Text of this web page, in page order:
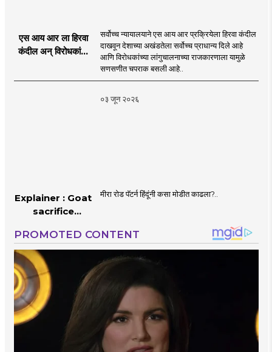
एस आय आर ला हिरवा
कंदील अन् विरोधकांना
सर्वोच्च न्यायालयाने एस आय आर प्रक्रियेला हिरवा कंदील
दाखवून देशाच्या अखंडतेला सर्वोच्च प्राधान्य दिले आहे
आणि विरोधकांच्या लांगुचालनाच्या राजकारणाला यामुळे
सणसणीत चपराक बसली आहे..
०३ जून २०२६
Explainer : Goat
sacrifice
Mumbai |
MahaMTB
मीरा रोड पॅटर्न हिंदूंनी कसा मोडीत काढला?..